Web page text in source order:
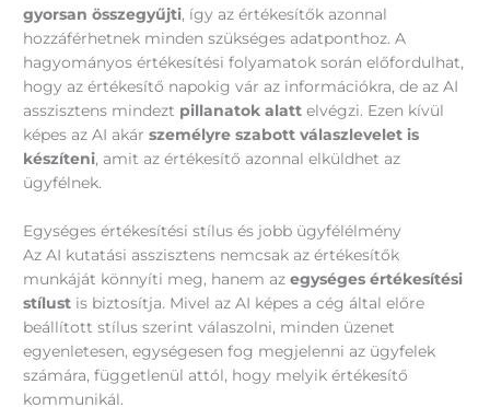
gyorsan összegyűjti, így az értékesítők azonnal
hozzáférhetnek minden szükséges adatponthoz. A
hagyományos értékesítési folyamatok során előfordulhat,
hogy az értékesítő napokig vár az információkra, de az AI
asszisztens mindezt pillanatok alatt elvégzi. Ezen kívül
képes az AI akárszemélyre szabott válaszlevelet is
készíteni, amit az értékesítő azonnal elküldhet az
ügyfélnek.
Egységes értékesítési stílus és jobb ügyfélélmény
Az AI kutatási asszisztens nemcsak az értékesítők
munkáját könnyíti meg, hanem azegységes értékesítési
stílust is biztosítja. Mivel az AI képes a cég által előre
beállított stílus szerint válaszolni, minden üzenet
egyenletesen, egységesen fog megjelenni az ügyfelek
számára, függetlenül attól, hogy melyik értékesítő
kommunikál.